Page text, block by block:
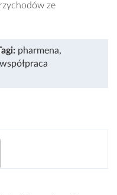
ze
pharmena,
współpraca